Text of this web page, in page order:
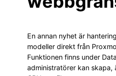
En annan nyhet är
modeller direkt från
Funktionen finns under
administratörer kan